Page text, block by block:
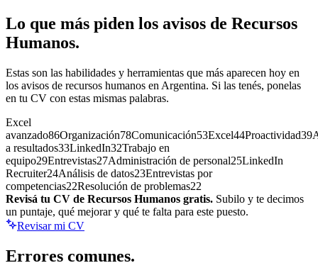
Lo que más piden los avisos de Recursos
Humanos.
Estas son las habilidades y herramientas que más aparecen hoy en
los avisos de recursos humanos en Argentina. Si las tenés, ponelas
en tu CV con estas mismas palabras.
Excel
avanzado86Organización78Comunicación53Excel44Proactividad39
a resultados33LinkedIn32Trabajo en
equipo29Entrevistas27Administración de personal25LinkedIn
Recruiter24Análisis de datos23Entrevistas por
competencias22Resolución de problemas22
Revisá tu CV de Recursos Humanos gratis. Subilo y te decimos
un puntaje, qué mejorar y qué te falta para este puesto.
Revisar mi CV
Errores comunes.